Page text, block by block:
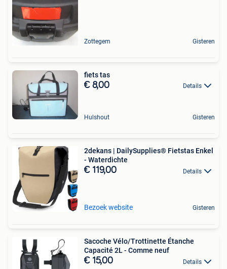
Zottegem Gisteren
fiets tas
€ 8,00 Details
Hulshout Gisteren
2dekans | DailySupplies® Fietstas Enkel
- Waterdichte
€ 119,00 Details
Bezoek website Gisteren
Sacoche Vélo/Trottinette Étanche
Capacité 2L - Comme neuf
€ 15,00 Details